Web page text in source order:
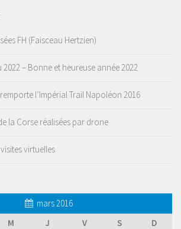
FH (Faisceau Hertzien)
2022 – Bonne et heureuse année 2022
l’Impérial Trail Napoléon 2016
la Corse réalisées par drone
virtuelles
mars 2016
M J V S
D